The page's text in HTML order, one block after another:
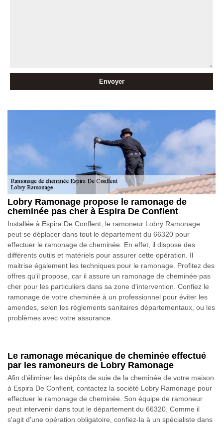
Lobry Ramonage propose le ramonage de
cheminée pas cher à Espira De Conflent
Installée à Espira De Conflent, le ramoneur Lobry Ramonage
peut se déplacer dans tout le département du 66320 pour
effectuer le ramonage de cheminée. En effet, il dispose des
différents outils et matériels pour assurer cette opération. Il
maitrise également les techniques pour le ramonage. Profitez des
offres qu'il propose, car il assure un ramonage de cheminée pas
cher pour les particuliers dans sa zone d'intervention. Confiez le
ramonage de votre cheminée à un professionnel pour éviter les
amendes, selon les règlements sanitaires départementaux, ou les
problèmes avec votre assurance.
Le ramonage mécanique de cheminée effectué
par les ramoneurs de Lobry Ramonage
Afin d'éliminer les dépôts de suie de la cheminée de votre maison
à Espira De Conflent, contactez la société Lobry Ramonage pour
effectuer le ramonage de cheminée. Son équipe de ramoneur
peut intervenir dans tout le département du 66320. Comme il
s'agit d'une opération obligatoire, confiez-la à un spécialiste dans